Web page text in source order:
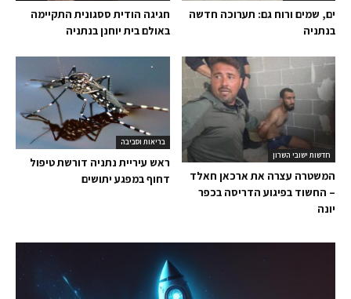
חגיגה הודית ססגונית התקיימה
באולם בית יוחנן בנתניה
ים, שמים ורוח גם: תערוכה חדשה
בנתניה
בריאות וסביבה
ראש עיריית נתניה דורשת טיפול
דחוף במפגע יתושים
חדשות ישובי השרון
המשטרה עצרה את ארכאן חאלד
– החשוד בפיגוע הדריסה בכפר
יונה